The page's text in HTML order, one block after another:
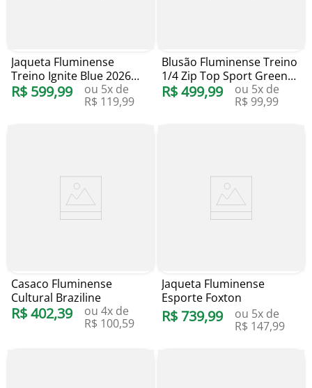
Jaqueta Fluminense
Treino Ignite Blue 2026
Puma
R$ 599,99 ou 5x de
R$ 119,99
Blusão Fluminense Treino
1/4 Zip Top Sport Green
2026 Puma
R$499,99 ou 5x de
R$ 99,99
Casaco Fluminense
Cultural Braziline
R$402,39 ou 4x de
R$ 100,59
Jaqueta Fluminense
Esporte Foxton
R$ 739,99 ou 5x de
R$ 147,99